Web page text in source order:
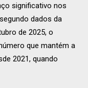
significativo nos
dados da
de 2025, o
que mantém a
2021, quando